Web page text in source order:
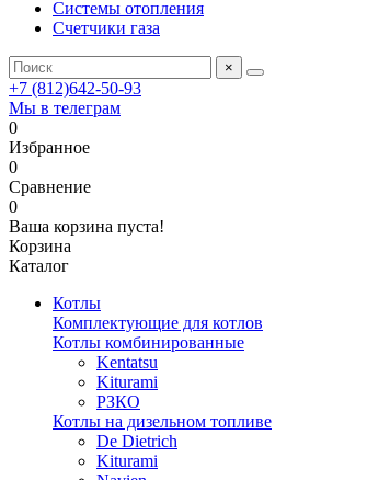
Системы отопления
Счетчики газа
×
+7 (812)642-50-93
Мы в телеграм
0
Избранное
0
Сравнение
0
Ваша корзина пуста!
Корзина
Каталог
Котлы
Комплектующие для котлов
Котлы комбинированные
Kentatsu
Kiturami
РЗКО
Котлы на дизельном топливе
De Dietrich
Kiturami